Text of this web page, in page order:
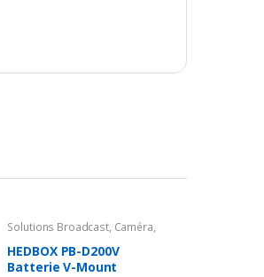
Solutions Broadcast, Caméra,
Accessoires Caméra, Batterie &
Chargeur
HEDBOX PB-D200V
Batterie V-Mount